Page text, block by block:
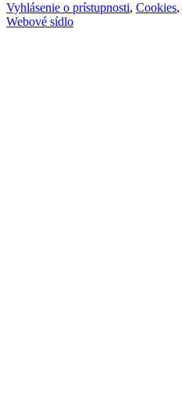
Vyhlásenie o prístupnosti, Cookies,
Webové sídlo